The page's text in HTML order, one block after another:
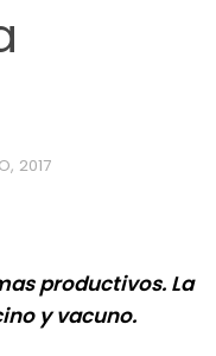
2017
productivos. La
y vacuno.